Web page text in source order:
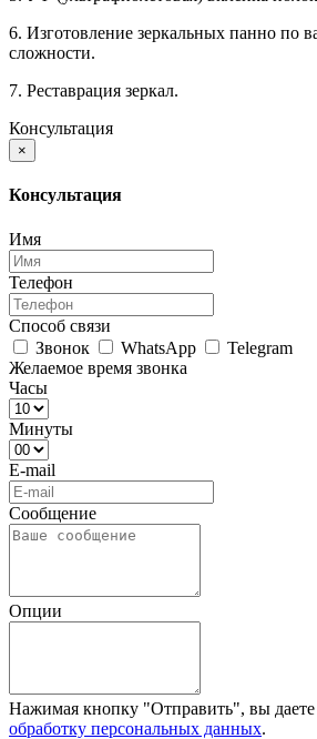
6. Изготовление зеркальных панно по
сложности.
7. Реставрация зеркал.
Консультация
×
Консультация
Имя
Телефон
Способ связи
Звонок
WhatsApp
Telegram
Желаемое время звонка
Часы
Минуты
E-mail
Сообщение
Опции
Нажимая кнопку "Отправить", вы даете
обработку персональных данных.